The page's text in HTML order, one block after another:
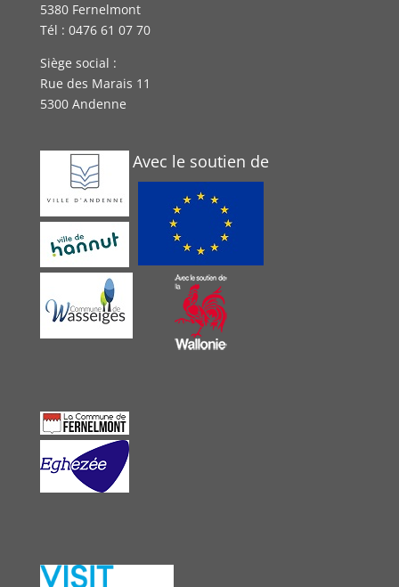
5380 Fernelmont
Tél : 0476 61 07 70
Siège social :
Rue des Marais 11
5300 Andenne
Avec le soutien de